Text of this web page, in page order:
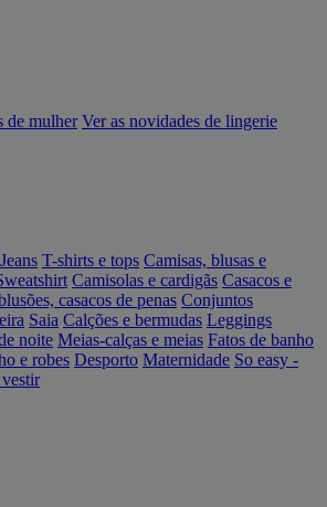
de mulher Ver as novidades de lingerie
Jeans T-shirts e tops Camisas, blusas e
Camisolas e cardigãs Casacos e
casacos de penas Conjuntos
Saia Calções e bermudas Leggings
noite Meias-calças e meias Fatos de banho
e robes Desporto Maternidade So easy -